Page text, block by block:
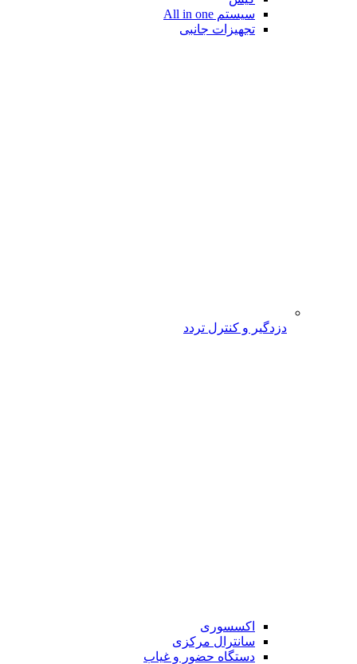
سیستم All in one
تجهیزات جانبی
دزدگیر و کنترل تردد
اکسسوری
سانترال مرکزی
دستگاه حضور و غیاب